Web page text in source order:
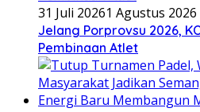
31 Juli 20261 Agustus 2026
Jelang Porprovsu 2026,
Pembinaan Atlet